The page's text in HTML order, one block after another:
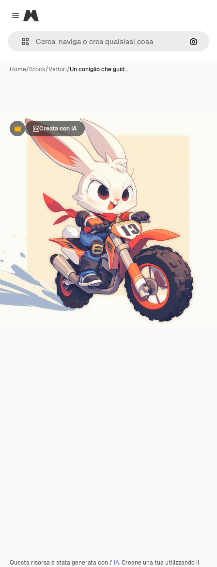
Close menu
Magnific
Cerca
Home/Stock/Vettori/Un coniglio che guid…
PremiumCreata con IA
Questa risorsa è stata generata con l' IA. Creane una tua utilizzando il